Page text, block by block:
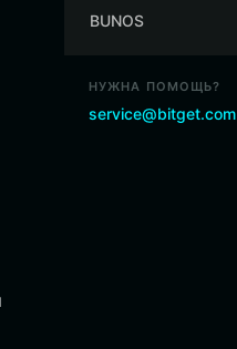
BUNOS
НУЖНА ПОМОЩЬ?
service@bitget.com